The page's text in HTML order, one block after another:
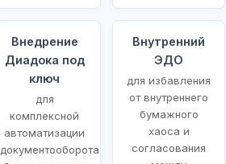
Внедрение
Диадока под
ключ
для
комплексной
автоматизации
документооборота
Внутренний
ЭДО
для избавления
от внутреннего
бумажного
хаоса и
согласования